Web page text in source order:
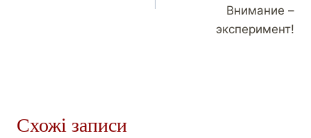
Внимание –
эксперимент!
Схожі записи